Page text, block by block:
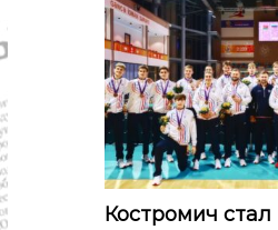
к
а
,
к
у
л
ь
т
у
а
Костромич стал